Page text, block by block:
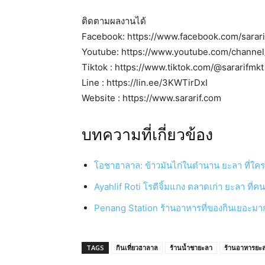
ติดตามผลงานได้
Facebook: https://www.facebook.com/
Youtube: https://www.youtube.com/
Tiktok : https://www.tiktok.com/@sararifmkt
Line : https://lin.ee/3KWTirDxI
Website : https://www.sararif.com
บทความที่เกี่ยวข้อง
โอชาฮาลาล: ข้าวมันไก่ในตำนาน ยะลา ที่ใค
Ayahlif Roti โรตีจิ้มแกง ตลาดเก่า ยะลา ที่ค
Penang Station ร้านอาหารที่ของกินเยอะม
TAGS กินเที่ยวฮาลาล ร้านน้ำชายะลา ร้านอาหารยะ